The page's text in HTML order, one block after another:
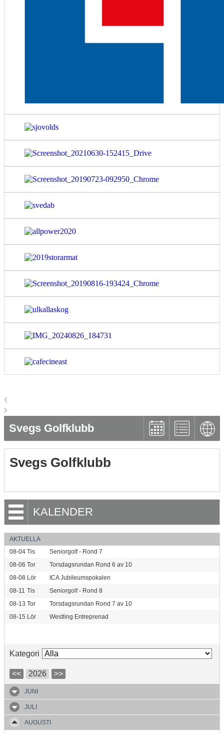
Svegs Golfklubb
Svegs Golfklubb
KALENDER
AKTUELLA
08-04 Tis
Seniorgolf - Rond 7
08-06 Tor
Torsdagsrundan Rond 6 av 10
08-08 Lör
ICA Jubileumspokalen
08-11 Tis
Seniorgolf - Rond 8
08-13 Tor
Torsdagsrundan Rond 7 av 10
08-15 Lör Westling Entreprenad
Kategori
<< 2026 >>
JUNI
JULI
AUGUSTI